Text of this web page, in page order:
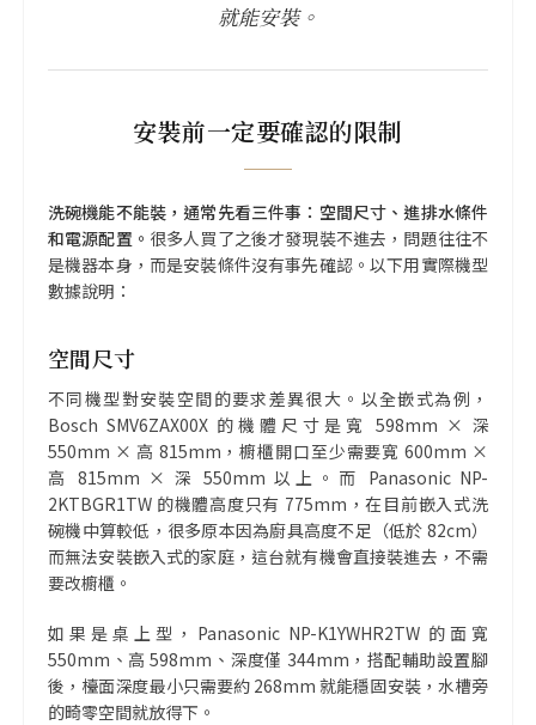
就能安裝。
安裝前一定要確認的限制
洗碗機能不能裝，通常先看三件事：空間尺寸、進排水條件
和電源配置。 很多人買了之後才發現裝不進去，問題往往不
是機器本身，而是安裝條件沒有事先確認。以下用實際機型
數據說明：
空間尺寸
不同機型對安裝空間的要求差異很大。以全嵌式為例，
Bosch SMV6ZAX00X 的機體尺寸是寬 598mm × 深
550mm × 高 815mm，櫥櫃開口至少需要寬 600mm ×
高 815mm × 深 550mm 以上。而 Panasonic NP-
2KTBGR1TW 的機體高度只有 775mm，在目前嵌入式洗
碗機中算較低，很多原本因為廚具高度不足（低於 82cm）
而無法安裝嵌入式的家庭，這台就有機會直接裝進去，不需
要改櫥櫃。
如果是桌上型，Panasonic NP-K1YWHR2TW 的面寬
550mm、高 598mm、深度僅 344mm，搭配輔助設置腳
後，檯面深度最小只需要約 268mm 就能穩固安裝，水槽旁
的畸零空間就放得下。